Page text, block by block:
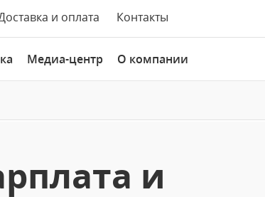
и оплата Контакты
Медиа-центр О компании
и